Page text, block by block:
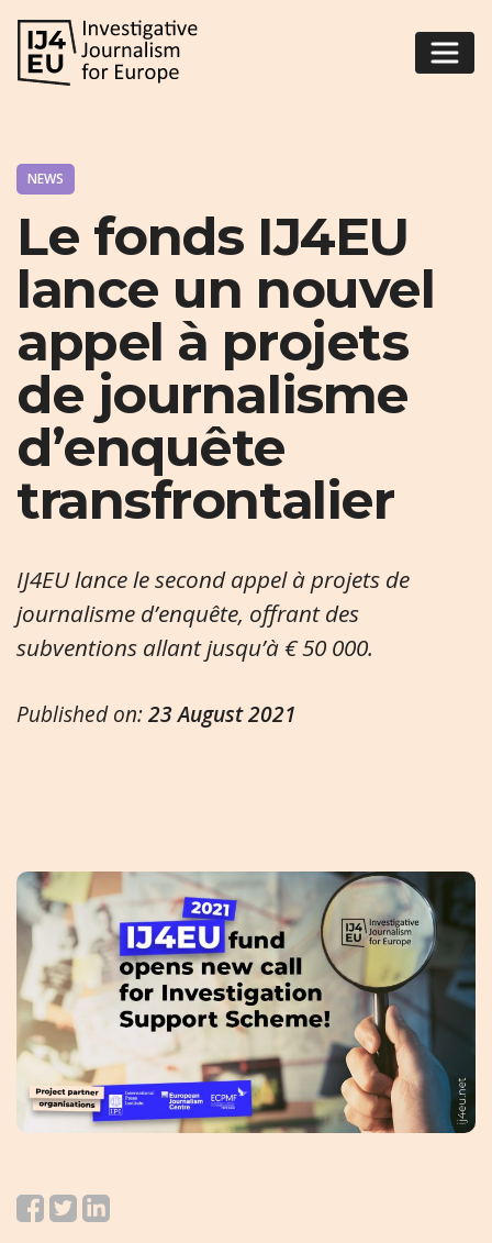
NEWS
Le fonds IJ4EU
lance un nouvel
appel à projets
de journalisme
d’enquête
transfrontalier
IJ4EU lance le second appel à projets de
journalisme d’enquête, offrant des
subventions allant jusqu’à € 50 000.
Published on:23 August 2021